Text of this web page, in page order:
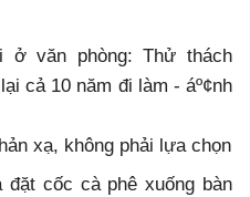
ở văn phòng: Thử thách
cả 10 năm đi làm - áº¢nh
xạ, không phải lựa chọn
cốc cà phê xuống bàn